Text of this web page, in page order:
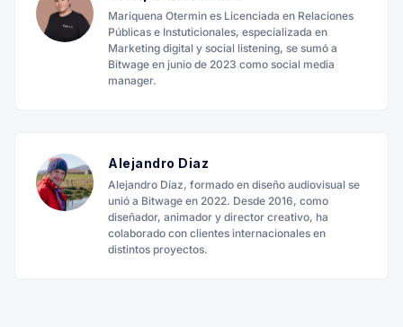
Mariquena Otermin es Licenciada en Relaciones
Públicas e Instuticionales, especializada en
Marketing digital y social listening, se sumó a
Bitwage en junio de 2023 como social media
manager.
Alejandro Diaz
Alejandro Díaz, formado en diseño audiovisual se
unió a Bitwage en 2022. Desde 2016, como
diseñador, animador y director creativo, ha
colaborado con clientes internacionales en
distintos proyectos.